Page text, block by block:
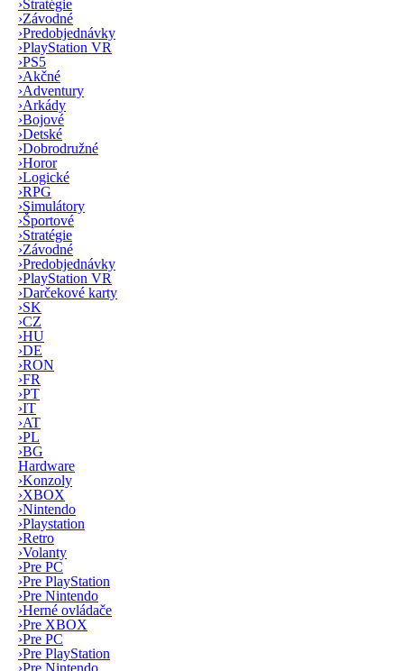
›Stratégie
›Závodné
›Predobjednávky
›PlayStation VR
›PS5
›Akčné
›Adventury
›Arkády
›Bojové
›Detské
›Dobrodružné
›Horor
›Logické
›RPG
›Simulátory
›Športové
›Stratégie
›Závodné
›Predobjednávky
›PlayStation VR
›Darčekové karty
›SK
›CZ
›HU
›DE
›RON
›FR
›PT
›IT
›AT
›PL
›BG
Hardware
›Konzoly
›XBOX
›Nintendo
›Playstation
›Retro
›Volanty
›Pre PC
›Pre PlayStation
›Pre Nintendo
›Herné ovládače
›Pre XBOX
›Pre PC
›Pre PlayStation
›Pre Nintendo